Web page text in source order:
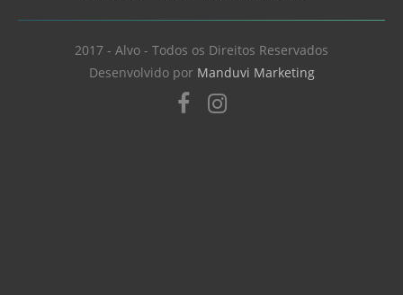
2017 - Alvo - Todos os Direitos Reservados
Desenvolvido por Manduvi Marketing